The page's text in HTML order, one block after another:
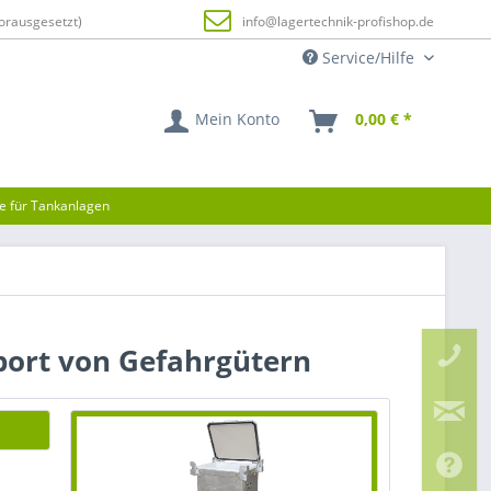
info@lagertechnik-profishop.de
Service/Hilfe
Mein Konto 0,00 € *
für Tankanlagen
von Gefahrgütern